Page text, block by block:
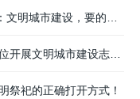
【文明城市建设】农贸市场“焕新”背后：文明城市建设，要的就是这股“细功夫”
【文明城市建设】北街社区携手共建单位开展文明城市建设志愿服务活动
祭祀的正确打开方式！